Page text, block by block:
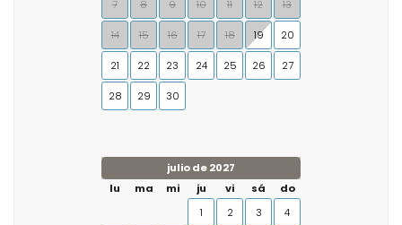
7 8 9 10 11 12 13
14 15 16 17 18 19 20
21 22 23 24 25 26 27
28 29 30
julio de 2027
lu
ma mi ju vi sá
do
1
2 3 4